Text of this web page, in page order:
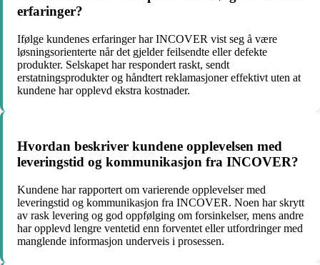
erfaringer?
Ifølge kundenes erfaringer har INCOVER vist seg å være
løsningsorienterte når det gjelder feilsendte eller defekte
produkter. Selskapet har respondert raskt, sendt
erstatningsprodukter og håndtert reklamasjoner effektivt uten at
kundene har opplevd ekstra kostnader.
Hvordan beskriver kundene opplevelsen med
leveringstid og kommunikasjon fra INCOVER?
Kundene har rapportert om varierende opplevelser med
leveringstid og kommunikasjon fra INCOVER. Noen har skrytt
av rask levering og god oppfølging om forsinkelser, mens andre
har opplevd lengre ventetid enn forventet eller utfordringer med
manglende informasjon underveis i prosessen.